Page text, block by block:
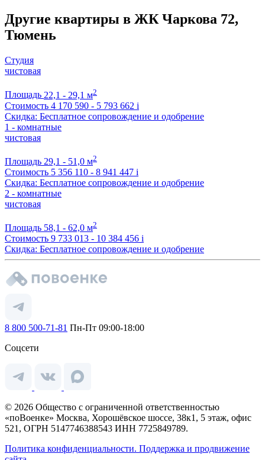
Другие квартиры в ЖК Чаркова 72,
Тюмень
Студия
чистовая
Площадь 22,1 - 29,1 м2
Стоимость 4 170 590 - 5 793 662 i
Скидка: Бесплатное сопровождение и одобрение
1 - комнатные
чистовая
Площадь 29,1 - 51,0 м2
Стоимость 5 356 110 - 8 941 447 i
Скидка: Бесплатное сопровождение и одобрение
2 - комнатные
чистовая
Площадь 58,1 - 62,0 м2
Стоимость 9 733 013 - 10 384 456 i
Скидка: Бесплатное сопровождение и одобрение
8 800 500-71-81 Пн-Пт 09:00-18:00
Соцсети
© 2026 Общество с ограниченной ответственностью
«поВоенке» Москва, Хорошёвское шоссе, 38к1, 5 этаж, офис
521, ОГРН 5147746388543 ИНН 7725849789.
Политика конфиденциальности. Поддержка и продвижение